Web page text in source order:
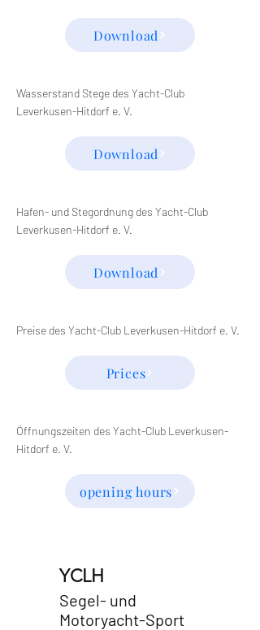
Download
Wasserstand Stege des Yacht-Club
Leverkusen-Hitdorf e. V.
Download
Hafen- und Stegordnung des Yacht-Club
Leverkusen-Hitdorf e. V.
Download
Preise des Yacht-Club Leverkusen-Hitdorf e. V.
Prices
Öffnungszeiten des Yacht-Club Leverkusen-
Hitdorf e. V.
opening hours
YCLH
Segel- und
Motoryacht-Sport